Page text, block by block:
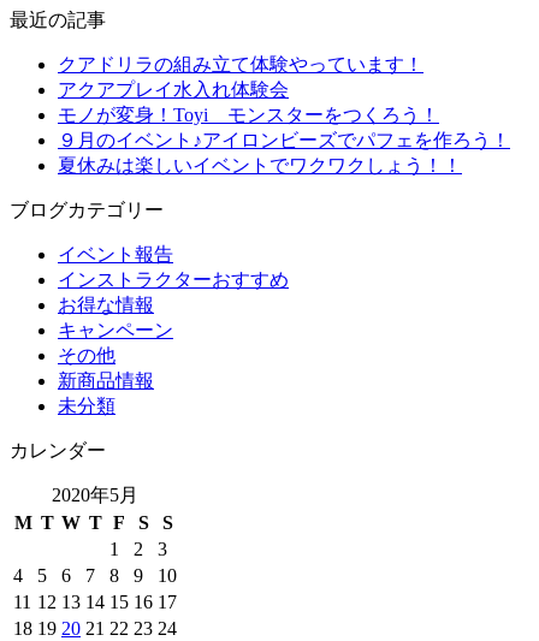
最近の記事
クアドリラの組み立て体験やっています！
アクアプレイ水入れ体験会
モノが変身！Toyi モンスターをつくろう！
９月のイベント♪アイロンビーズでパフェを作ろう！
夏休みは楽しいイベントでワクワクしょう！！
ブログカテゴリー
イベント報告
インストラクターおすすめ
お得な情報
キャンペーン
その他
新商品情報
未分類
カレンダー
2020年5月
M T W T F S
S
1
2
3
4
5 6 7 8 9
10
11 12 13 14 15 16 17
18 19 20 21 22 23 24